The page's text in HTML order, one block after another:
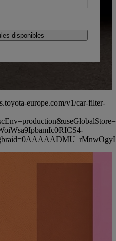
disponibles
europe.com/v1/car-filter-